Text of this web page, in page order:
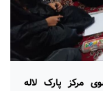
مرکز پارک لاله